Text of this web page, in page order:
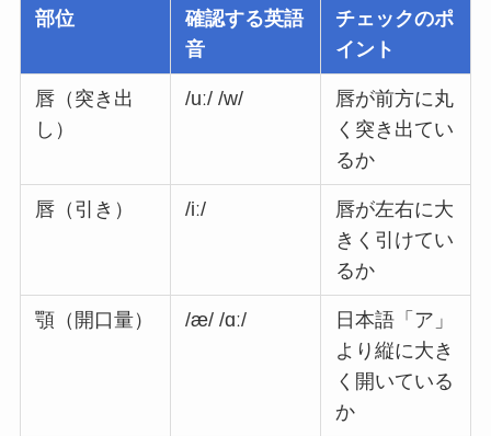
部位
確認する英語
音
チェックのポ
イント
唇（突き出
し）
/uː/ /w/
唇が前方に丸
く突き出てい
るか
唇（引き） /iː/
唇が左右に大
きく引けてい
るか
顎（開口量） /æ/ /ɑː/
日本語「ア」
より縦に大き
く開いている
か